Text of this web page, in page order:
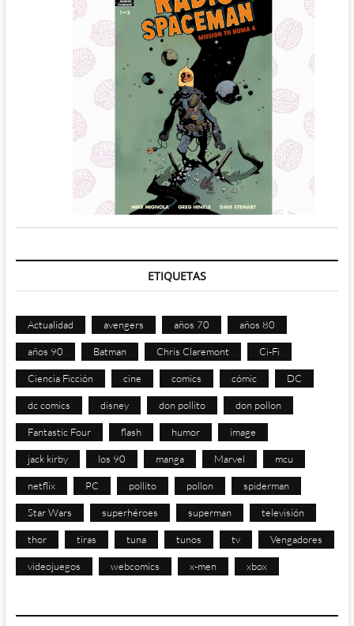
ETIQUETAS
Actualidad avengers años 70 años 80
años 90 Batman Chris Claremont Ci-Fi
Ciencia Ficción cine comics cómic DC
dc comics disney don pollito don pollon
Fantastic Four flash humor image
jack kirby los 90 manga Marvel mcu
netflix PC pollito pollon spiderman
Star Wars superhéroes superman televisión
thor tiras tuna tunos tv Vengadores
videojuegos webcomics x-men xbox